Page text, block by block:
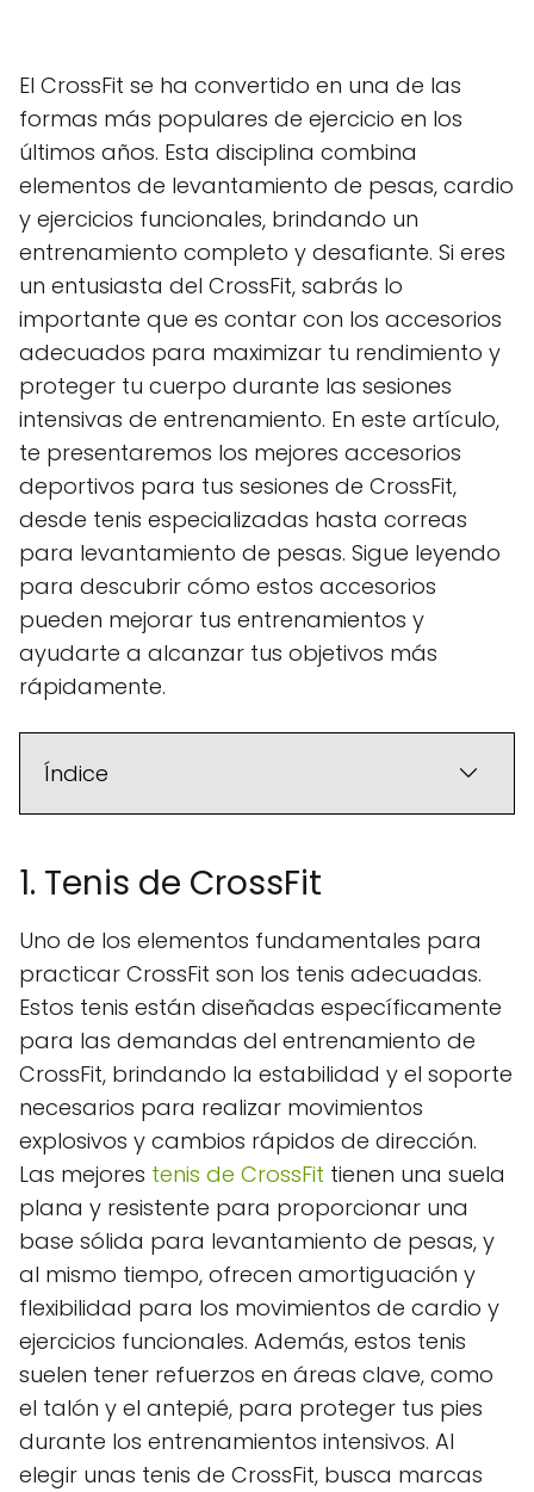
El CrossFit se ha convertido en una de las
formas más populares de ejercicio en los
últimos años. Esta disciplina combina
elementos de levantamiento de pesas, cardio
y ejercicios funcionales, brindando un
entrenamiento completo y desafiante. Si eres
un entusiasta del CrossFit, sabrás lo
importante que es contar con los accesorios
adecuados para maximizar tu rendimiento y
proteger tu cuerpo durante las sesiones
intensivas de entrenamiento. En este artículo,
te presentaremos los mejores accesorios
deportivos para tus sesiones de CrossFit,
desde tenis especializadas hasta correas
para levantamiento de pesas. Sigue leyendo
para descubrir cómo estos accesorios
pueden mejorar tus entrenamientos y
ayudarte a alcanzar tus objetivos más
rápidamente.
Índice
1. Tenis de CrossFit
Uno de los elementos fundamentales para
practicar CrossFit son los tenis adecuadas.
Estos tenis están diseñadas específicamente
para las demandas del entrenamiento de
CrossFit, brindando la estabilidad y el soporte
necesarios para realizar movimientos
explosivos y cambios rápidos de dirección.
Las mejores tenis de CrossFit tienen una suela
plana y resistente para proporcionar una
base sólida para levantamiento de pesas, y
al mismo tiempo, ofrecen amortiguación y
flexibilidad para los movimientos de cardio y
ejercicios funcionales. Además, estos tenis
suelen tener refuerzos en áreas clave, como
el talón y el antepié, para proteger tus pies
durante los entrenamientos intensivos. Al
elegir unas tenis de CrossFit, busca marcas